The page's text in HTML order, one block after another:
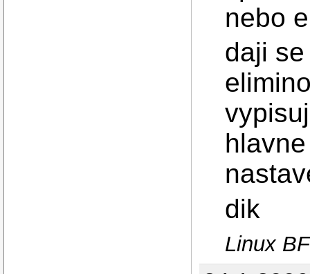
nebo
daji
dik
Linux